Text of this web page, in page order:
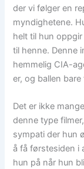
der vi følger en
myndighetene.
helt til hun
til henne. Denne
hemmelig CIA-
er, og ballen
Det er ikke
denne type
sympati der hun
å få førstesiden i
hun på når hun